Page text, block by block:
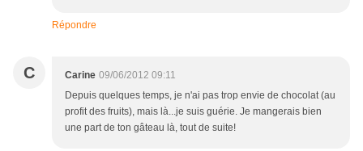
Répondre
C Carine 09/06/2012 09:11
Depuis quelques temps, je n'ai pas trop envie de chocolat (au
profit des fruits), mais là...je suis guérie. Je mangerais bien
une part de ton gâteau là, tout de suite!